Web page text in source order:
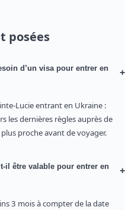
posées
d’un visa pour entrer en
+
Lucie entrant en Ukraine :
les dernières règles auprès de
proche avant de voyager.
il être valable pour entrer en
+
3 mois à compter de la date